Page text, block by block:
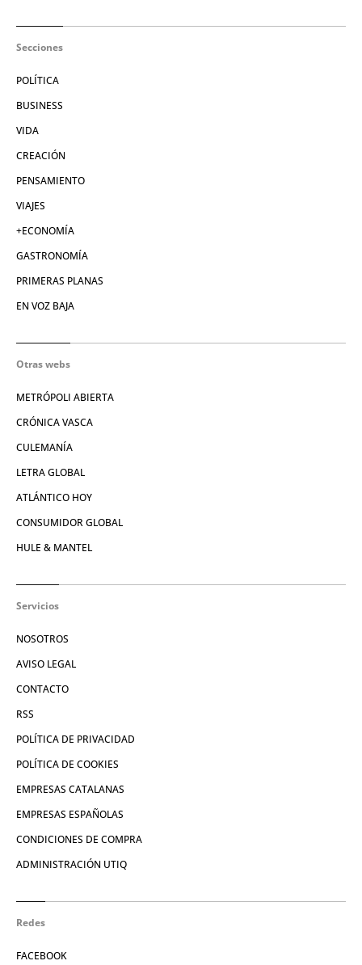
Secciones
POLÍTICA
BUSINESS
VIDA
CREACIÓN
PENSAMIENTO
VIAJES
+ECONOMÍA
GASTRONOMÍA
PRIMERAS PLANAS
EN VOZ BAJA
Otras webs
METRÓPOLI ABIERTA
CRÓNICA VASCA
CULEMANÍA
LETRA GLOBAL
ATLÁNTICO HOY
CONSUMIDOR GLOBAL
HULE & MANTEL
Servicios
NOSOTROS
AVISO LEGAL
CONTACTO
RSS
POLÍTICA DE PRIVACIDAD
POLÍTICA DE COOKIES
EMPRESAS CATALANAS
EMPRESAS ESPAÑOLAS
CONDICIONES DE COMPRA
ADMINISTRACIÓN UTIQ
Redes
FACEBOOK